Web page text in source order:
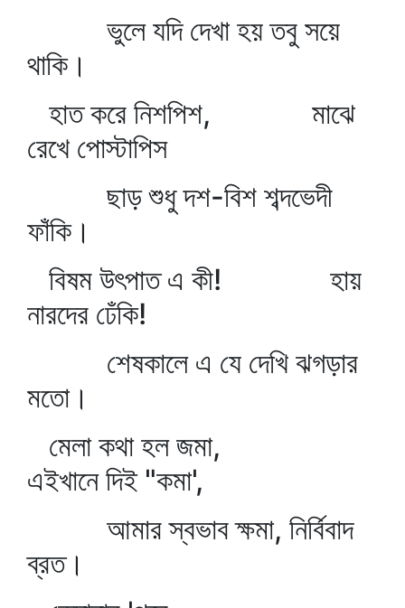
ভুলে যদি দেখা হয় তবু সয়ে
থাকি।
হাত করে নিশপিশ, মাঝে
রেখে পোস্টাপিস
ছাড় শুধু দশ-বিশ শব্দভেদী
ফাঁকি।
বিষম উৎপাত এ কী! হায়
নারদের ঢেঁকি!
শেষকালে এ যে দেখি ঝগড়ার
মতো।
মেলা কথা হল জমা,
এইখানে দিই "কমা',
আমার স্বভাব ক্ষমা, নির্বিবাদ
ব্রত।